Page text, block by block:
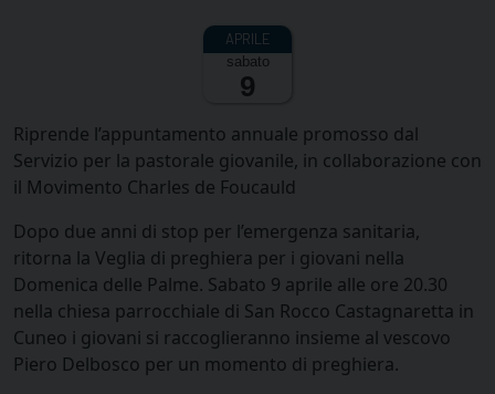
sabato
9
Riprende l’appuntamento annuale promosso dal
Servizio per la pastorale giovanile, in collaborazione con
il Movimento Charles de Foucauld
Dopo due anni di stop per l’emergenza sanitaria,
ritorna la Veglia di preghiera per i giovani nella
Domenica delle Palme. Sabato 9 aprile alle ore 20.30
nella chiesa parrocchiale di San Rocco Castagnaretta in
Cuneo i giovani si raccoglieranno insieme al vescovo
Piero Delbosco per un momento di preghiera.